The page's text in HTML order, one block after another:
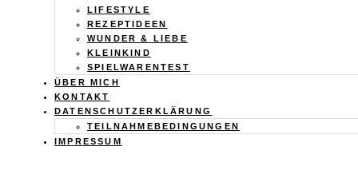
LIFESTYLE
REZEPTIDEEN
WUNDER & LIEBE
KLEINKIND
SPIELWARENTEST
ÜBER MICH
KONTAKT
DATENSCHUTZERKLÄRUNG
TEILNAHMEBEDINGUNGEN
IMPRESSUM